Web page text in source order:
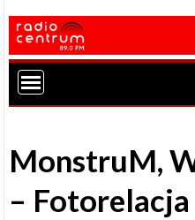
MonstruM,
– Fotorelacja